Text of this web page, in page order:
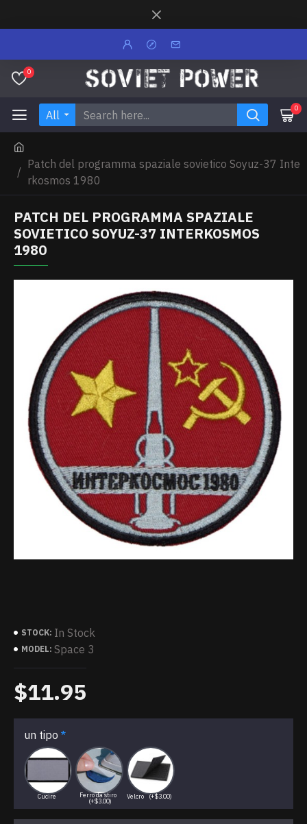
0
All 0
Patch del programma spaziale sovietico Soyuz-37 Inte
rkosmos 1980
PATCH DEL PROGRAMMA SPAZIALE
SOVIETICO SOYUZ-37 INTERKOSMOS
1980
STOCK: In Stock
MODEL: Space 3
$11.95
un tipo
Cucire
Ferro da stiro
(+$3.00)
Velcro (+$3.00)